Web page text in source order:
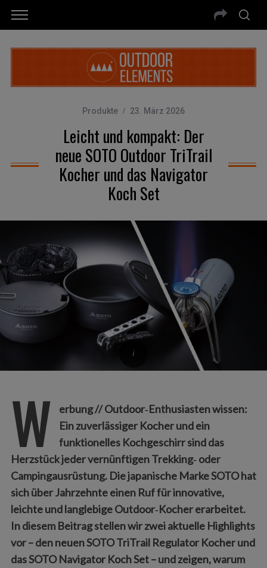
Produkte 23. März 2026
Leicht und kompakt: Der
neue SOTO Outdoor TriTrail
Kocher und das Navigator
Koch Set
W
erbung // Outdoor‑Enthusiasten wissen:
Ein zuverlässiger Kocher und ein
funktionelles Kochgeschirr sind das
Herzstück jeder vernünftigen Trekking‑ oder
Campingausrüstung. Die japanische Marke SOTO hat
sich über Jahrzehnte einen Ruf für innovative,
leichte und langlebige Outdoor‑Kocher erarbeitet.
In diesem Beitrag stellen wir zwei aktuelle Highlights
vor – den neuen SOTO TriTrail Regulator Kocher und
das SOTO Navigator Koch Set – und zeigen, warum